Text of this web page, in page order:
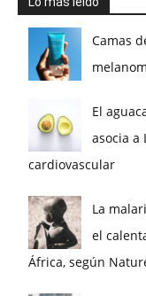
Camas
El
asocia a
cardiovascular
La
el
África, según